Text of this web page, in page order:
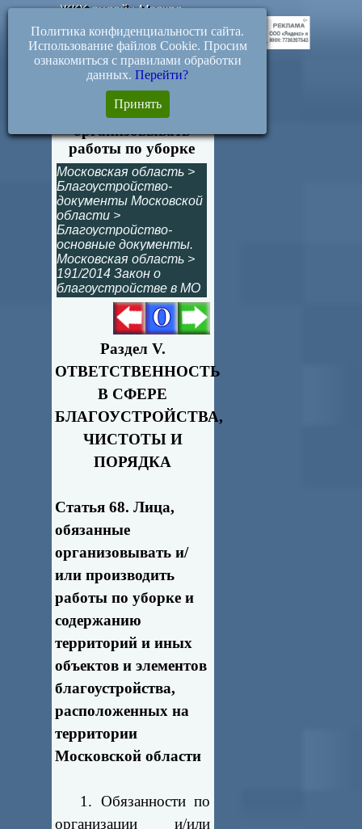
ЖКХ-онлайн.Москва
Статья 68. Лица,
обязанные
организовывать
работы по уборке
Московская область >
Благоустройство-
документы Московской
области >
Благоустройство-
основные документы.
Московская область >
191/2014 Закон о
благоустройстве в МО
Раздел V.
ОТВЕТСТВЕННОСТЬ
В СФЕРЕ
БЛАГОУСТРОЙСТВА,
ЧИСТОТЫ И
ПОРЯДКА
Статья 68. Лица,
обязанные
организовывать и/
или производить
работы по уборке и
содержанию
территорий и иных
объектов и элементов
благоустройства,
расположенных на
территории
Московской области
1. Обязанности по
организации и/или
Политика конфиденциальности сайта.
Использование файлов Cookie. Просим
ознакомиться с правилами обработки
данных. Перейти?
Принять